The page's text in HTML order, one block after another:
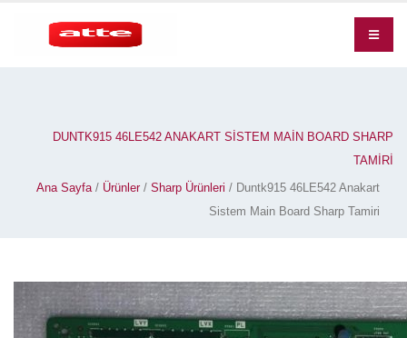
DUNTK915 46LE542 ANAKART SISTEM MAIN BOARD SHARP
TAMIRI
Ana Sayfa/ Ürünler/ Sharp Ürünleri / Duntk915 46LE542 Anakart
Sistem Main Board Sharp Tamiri